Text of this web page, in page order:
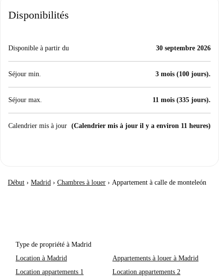
Disponibilités
Disponible à partir du 30 septembre 2026
Séjour min. 3 mois (100 jours).
Séjour max. 11 mois (335 jours).
Calendrier mis à jour (Calendrier mis à jour il y a environ 11 heures)
Début › Madrid › Chambres à louer › Appartement à calle de monteleón
Type de propriété à Madrid
Location à Madrid
Appartements à louer à Madrid
Location appartements 1
Location appartements 2